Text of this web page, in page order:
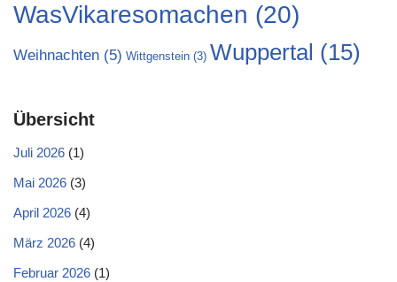
WasVikaresomachen (20)
Weihnachten (5) Wittgenstein (3) Wuppertal (15)
Übersicht
Juli 2026 (1)
Mai 2026 (3)
April 2026 (4)
März 2026 (4)
Februar 2026 (1)